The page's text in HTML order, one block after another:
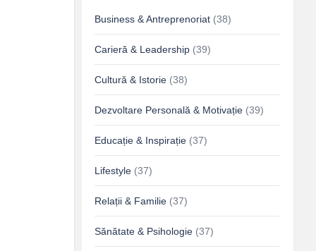
Business & Antreprenoriat (38)
Carieră & Leadership (39)
Cultură & Istorie (38)
Dezvoltare Personală & Motivație (39)
Educație & Inspirație (37)
Lifestyle (37)
Relații & Familie (37)
Sănătate & Psihologie (37)